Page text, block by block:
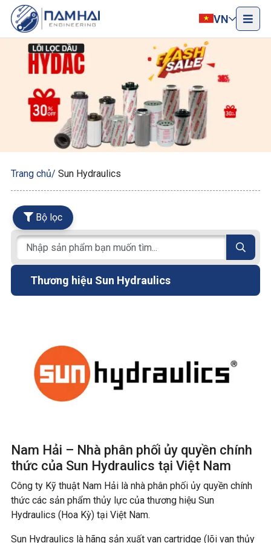
VN
Trang chủ Sun Hydraulics
Bộ lọc
Thương hiệu Sun Hydraulics
Nam Hải – Nhà phân phối ủy quyền chính
thức của Sun Hydraulics tại Việt Nam
Công ty Kỹ thuật Nam Hải là nhà phân phối ủy quyền chính
thức các sản phẩm thủy lực của thương hiệu Sun
Hydraulics (Hoa Kỳ) tại Việt Nam.
Sun Hydraulics là hãng sản xuất van cartridge (lõi van thủy